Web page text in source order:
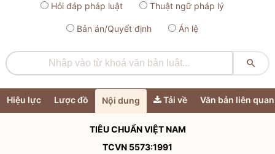
Hỏi đáp pháp luật Thuật ngữ pháp lý
Bản án/Quyết định Án lệ

Hiệu lực Lược đồ Nội dung Tải về Văn bản liên quan
TIÊU CHUẨN VIỆTNAM
TCVN 5573:1991